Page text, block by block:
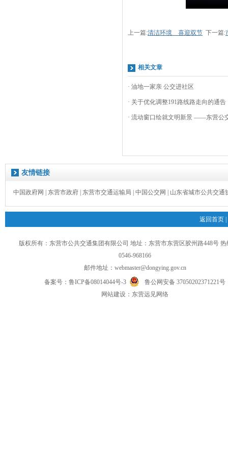
上一篇:清洁环境 喜迎双节 下一篇:
相关文章
· 油地一家亲 公交进社区
· 关于优化调整191路线路走向的通告
· 流动窗口绘就文明新景 ——东营公
友情链接
中国政府网 东营市政府 东营市交通运输局 中国公交网 山东省城市公共交通
返回首页
版权所有：东营市公共交通集团有限公司 地址：东营市东营区胶州路448号
0546-968166
邮件地址： webmaster@dongying.gov.cn
备案号： 鲁ICP备08014044号-3
鲁公网安备 37050202371221号
网站建设： 东营远见网络